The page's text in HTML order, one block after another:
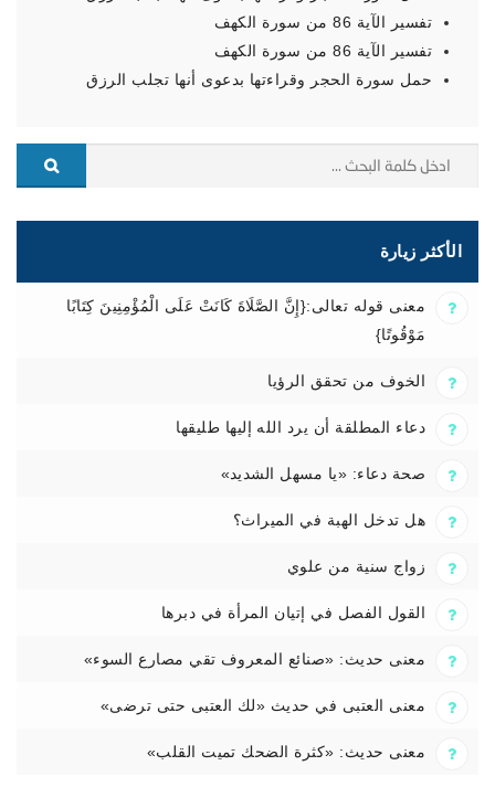
تفسير الآية 86 من سورة الكهف
تفسير الآية 86 من سورة الكهف
حمل سورة الحجر وقراءتها بدعوى أنها تجلب الرزق
الأكثر زيارة
معنى قوله تعالى:{إِنَّ الصَّلَاةَ كَانَتْ عَلَى الْمُؤْمِنِينَ كِتَابًا
مَوْقُوتًا}
الخوف من تحقق الرؤيا
دعاء المطلقة أن يرد الله إليها طليقها
صحة دعاء: «يا مسهل الشديد»
هل تدخل الهبة في الميراث؟
زواج سنية من علوي
القول الفصل في إتيان المرأة في دبرها
معنى حديث: «صنائع المعروف تقي مصارع السوء»
معنى العتبى في حديث «لك العتبى حتى ترضى»
معنى حديث: «كثرة الضحك تميت القلب»